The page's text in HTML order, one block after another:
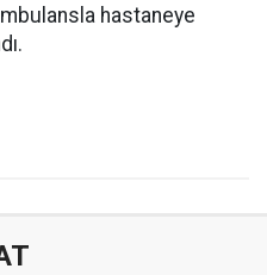
hastaneye